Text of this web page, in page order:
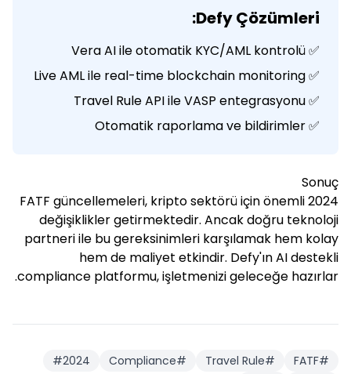
Defy Çözümleri:
✅ Vera AI ile otomatik KYC/AML kontrolü
✅ Live AML ile real-time blockchain monitoring
✅ Travel Rule API ile VASP entegrasyonu
✅ Otomatik raporlama ve bildirimler
Sonuç
2024 FATF güncellemeleri, kripto sektörü için önemli
değişiklikler getirmektedir. Ancak doğru teknoloji
partneri ile bu gereksinimleri karşılamak hem kolay
hem de maliyet etkindir. Defy'ın AI destekli
compliance platformu, işletmenizi geleceğe hazırlar.
#
FATF
#
Travel Rule
#
Compliance
#2024